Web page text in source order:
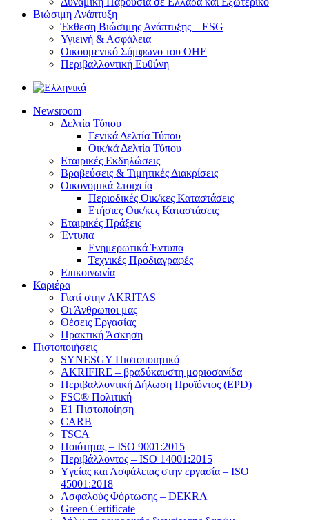
Βιώσιμη Ανάπτυξη
Έκθεση Βιώσιμης Ανάπτυξης – ESG
Υγιεινή & Ασφάλεια
Οικουμενικό Σύμφωνο του ΟΗΕ
Περιβαλλοντική Ευθύνη
Newsroom
Δελτία Τύπου
Γενικά Δελτία Τύπου
Οικ/κά Δελτία Τύπου
Εταιρικές Εκδηλώσεις
Βραβεύσεις & Τιμητικές Διακρίσεις
Οικονομικά Στοιχεία
Περιοδικές Οικ/κες Καταστάσεις
Ετήσιες Οικ/κες Καταστάσεις
Εταιρικές Πράξεις
Έντυπα
Ενημερωτικά Έντυπα
Τεχνικές Προδιαγραφές
Επικοινωνία
Καριέρα
Γιατί στην AKRITAS
Οι Άνθρωποι μας
Θέσεις Εργασίας
Πρακτική Άσκηση
Πιστοποιήσεις
SYNESGY Πιστοποιητικό
AKRIFIRE – βραδύκαυστη μοριοσανίδα
Περιβαλλοντική Δήλωση Προϊόντος (EPD)
FSC® Πολιτική
E1 Πιστοποίηση
CARB
TSCA
Πoιότητας – ISO 9001:2015
Περιβάλλοντος – ISO 14001:2015
Yγείας και Ασφάλειας στην εργασία – ISO
45001:2018
Ασφαλούς Φόρτωσης – DEKRA
Green Certificate